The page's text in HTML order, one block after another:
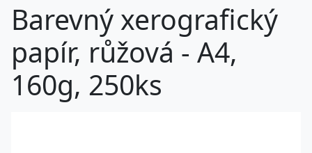
Barevný xerografický
papír, růžová - A4,
160g, 250ks